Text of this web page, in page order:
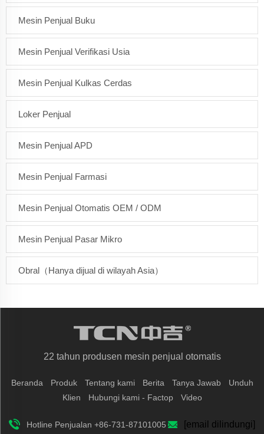
Mesin Penjual Buku
Mesin Penjual Verifikasi Usia
Mesin Penjual Kulkas Cerdas
Loker Penjual
Mesin Penjual APD
Mesin Penjual Farmasi
Mesin Penjual Otomatis OEM / ODM
Mesin Penjual Pasar Mikro
Obral（Hanya dijual di wilayah Asia）
22 tahun produsen mesin penjual otomatis
Beranda Produk Tentang kami Berita Tanya Jawab
Unduh
Klien
Hubungi kami - Factop Video
Hotline Penjualan +86-731-87101005 [email dilindungi]